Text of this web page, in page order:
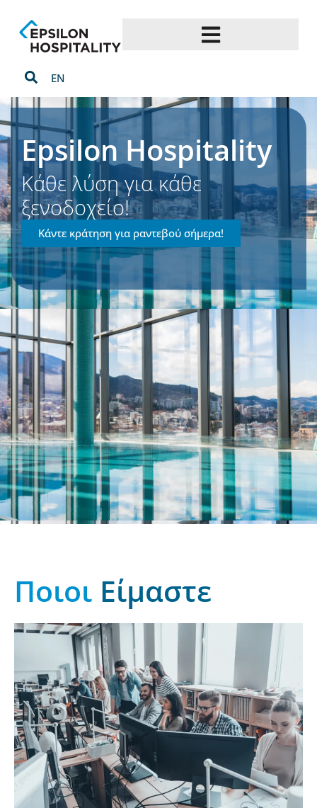
EN
Epsilon Hospitality
Κάθε λύση για κάθε
ξενοδοχείο!
Κάντε κράτηση για ραντεβού σήμερα!
Ποιοι Είμαστε